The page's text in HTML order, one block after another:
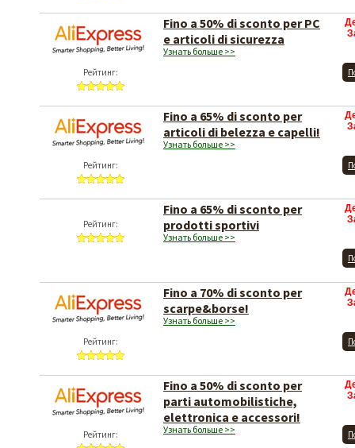
Рейтинг:
Fino a 50% di sconto per PC
e articoli di sicurezza
Узнать больше >>
Рейтинг:
Fino a 65% di sconto per
articoli di belezza e capelli!
Узнать больше >>
Fino a 65% di sconto per
prodotti sportivi
Узнать больше >>
Рейтинг:
Fino a 70% di sconto per
scarpe&borse!
Узнать больше >>
Рейтинг:
Fino a 50% di sconto per
parti automobilistiche,
elettronica e accessori!
Узнать больше >>